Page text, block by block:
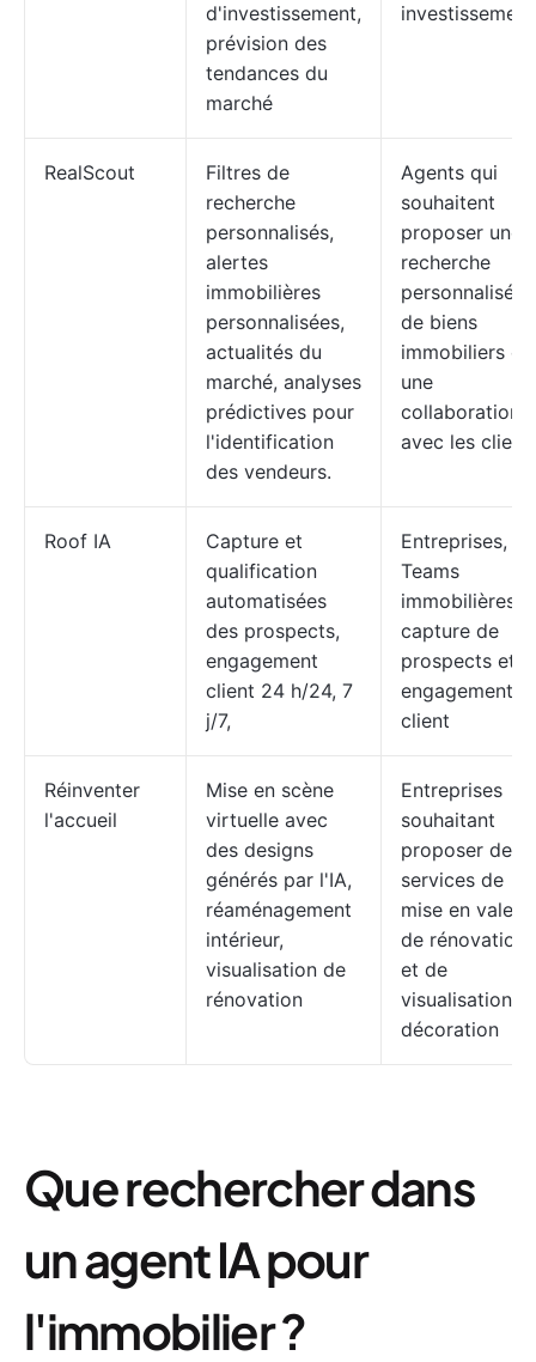
d'investissement,
prévision des
tendances du
marché
RealScout
Filtres de
recherche
personnalisés,
alertes
immobilières
personnalisées,
actualités du
marché, analyses
prédictives pour
l'identification
des vendeurs.
Agents qui
souhaitent
proposer une
recherche
personnalisée
de biens
immobiliers et
une
collaboration
avec les
Roof IA
Capture et
qualification
automatisées
des prospects,
engagement
client 24 h/24, 7
j/7,
Entreprises,
Teams
immobilières :
capture de
prospects et
engagement
client
Réinventer
l'accueil
Mise en scène
virtuelle avec
des designs
générés par l'IA,
réaménagement
intérieur,
visualisation de
rénovation
Entreprises
souhaitant
proposer des
services de
mise en valeur,
de rénovation
et de
visualisation
décoration
Que rechercher dans
un agent IA pour
l'immobilier ?